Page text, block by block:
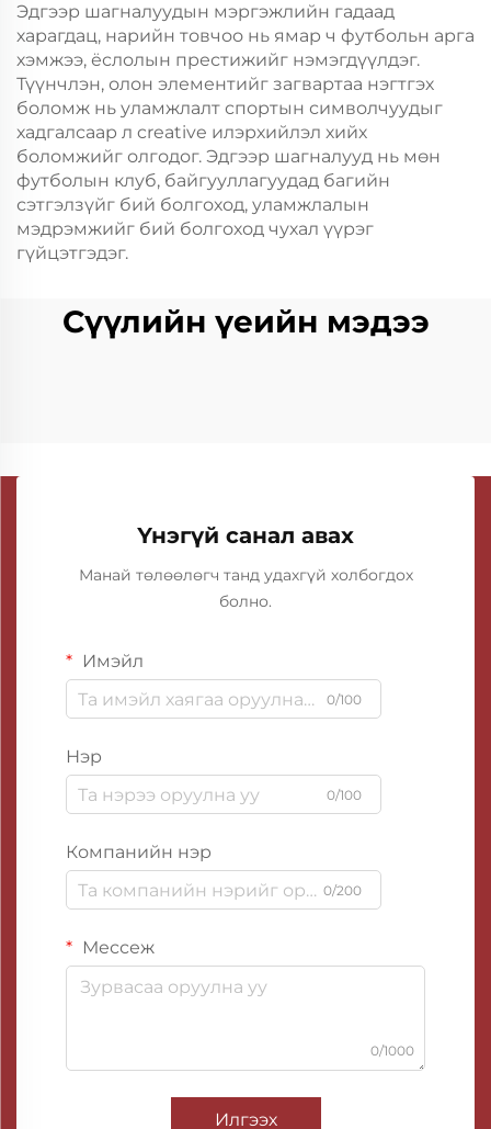
Эдгээр шагналуудын мэргэжлийн гадаад
харагдац, нарийн товчоо нь ямар ч футбольн арга
хэмжээ, ёслолын престижийг нэмэгдүүлдэг.
Түүнчлэн, олон элементийг загвартаа нэгтгэх
боломж нь уламжлалт спортын символчуудыг
хадгалсаар л creative илэрхийлэл хийх
боломжийг олгодог. Эдгээр шагналууд нь мөн
футболын клуб, байгууллагуудад багийн
сэтгэлзүйг бий болгоход, уламжлалын
мэдрэмжийг бий болгоход чухал үүрэг
гүйцэтгэдэг.
Сүүлийн үеийн мэдээ
Үнэгүй санал авах
Манай төлөөлөгч танд удахгүй холбогдох
болно.
Имэйл
0/100
Нэр
0/100
Компанийн нэр
0/200
Мессеж
0/1000
Илгээх